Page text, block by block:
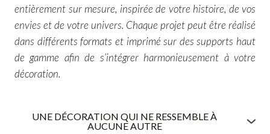
entièrement sur mesure, inspirée de votre histoire, de vos
envies et de votre univers. Chaque projet peut être réalisé
dans différents formats et imprimé sur des supports haut
de gamme afin de s’intégrer harmonieusement à votre
décoration.
UNE DÉCORATION QUI NE RESSEMBLE À
AUCUNE AUTRE